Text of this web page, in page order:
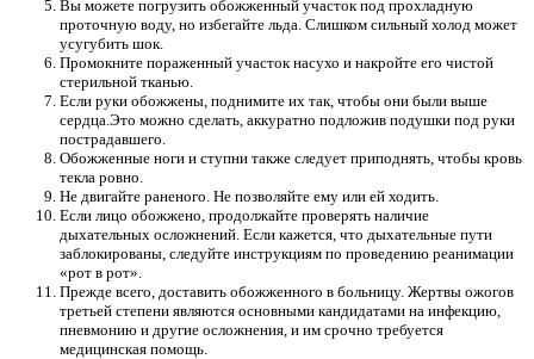
Вы можете погрузить обожженный участок под прохладную
проточную воду, но избегайте льда. Слишком сильный холод может
усугубить шок.
Промокните пораженный участок насухо и накройте его чистой
стерильной тканью.
Если руки обожжены, поднимите их так, чтобы они были выше
сердца.Это можно сделать, аккуратно подложив подушки под руки
пострадавшего.
Обожженные ноги и ступни также следует приподнять, чтобы кровь
текла ровно.
Не двигайте раненого. Не позволяйте ему или ей ходить.
Если лицо обожжено, продолжайте проверять наличие
дыхательных осложнений. Если кажется, что дыхательные пути
заблокированы, следуйте инструкциям по проведению реанимации
«рот в рот».
Прежде всего, доставить обожженного в больницу. Жертвы ожогов
третьей степени являются основными кандидатами на инфекцию,
пневмонию и другие осложнения, и им срочно требуется
медицинская помощь.